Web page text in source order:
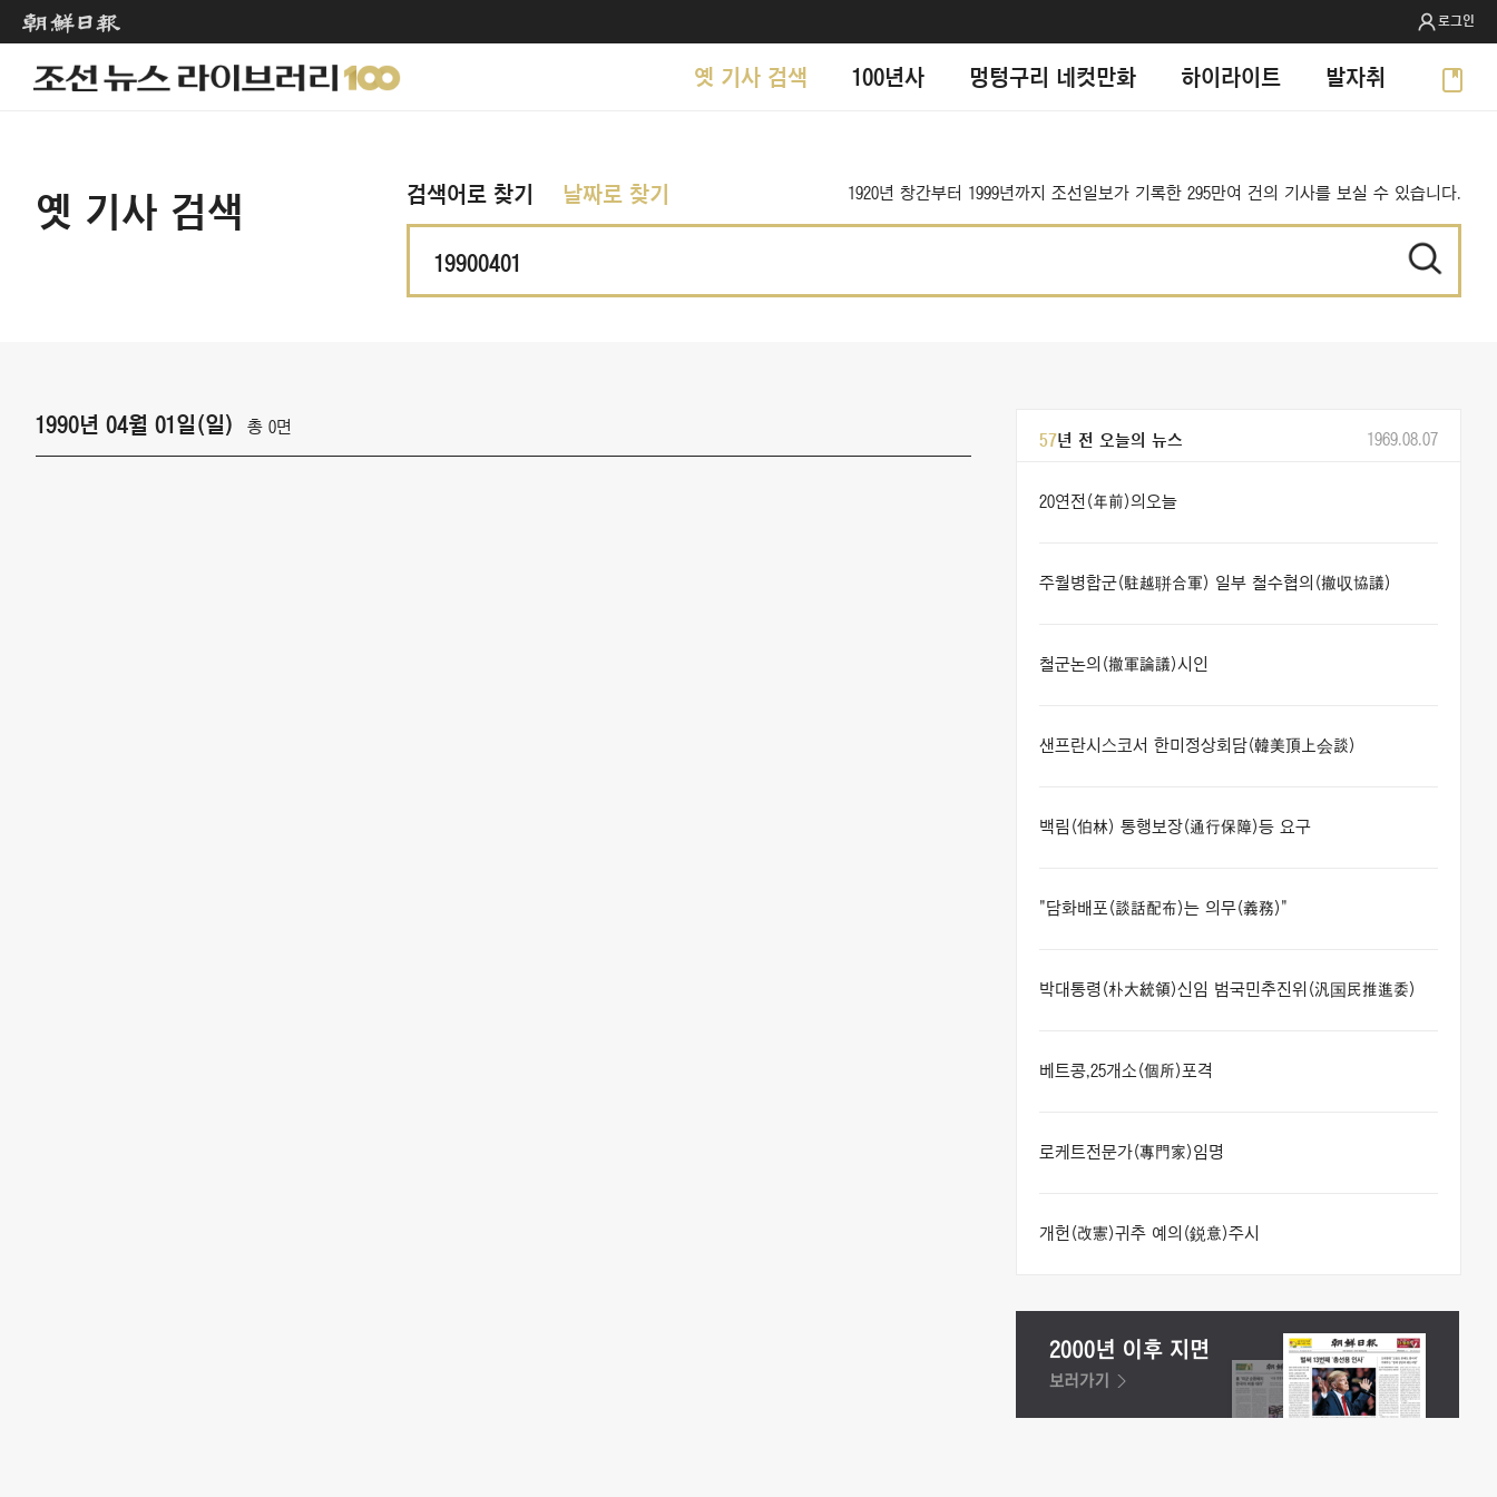
로그인
옛 기사 검색 100년사 멍텅구리 네컷만화 하이라이트 발자취
옛 기사 검색 검색어로 찾기 날짜로 찾기 1920년 창간부터 1999년까지 조선일보가 기록한 295만여 건의 기사를 보실 수 있습니다.
1990년 04월 01일(일) 총 0면
57년 전 오늘의 뉴스 1969.08.07
20연전(年前)의오늘
주월병합군(駐越聠合軍) 일부 철수협의(撤収協議)
철군논의(撤軍論議)시인
샌프란시스코서 한미정상회담(韓美頂上会談)
백림(伯林) 통행보장(通行保障)등 요구
"담화배포(談話配布)는 의무(義務)"
박대통령(朴大統領)신임 범국민추진위(汎国民推進委)
베트콩,25개소(個所)포격
로케트전문가(專門家)임명
개헌(改憲)귀추 예의(鋭意)주시